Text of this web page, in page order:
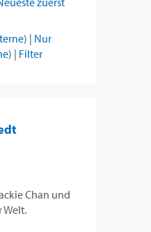
| Nur
| Filter
Chan und
Welt.